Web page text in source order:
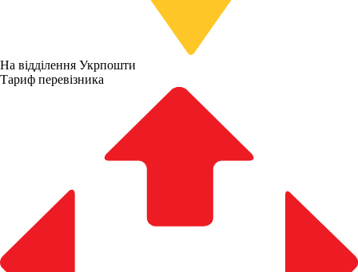
На відділення Укрпошти
Тариф перевізника